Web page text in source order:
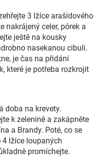
3 lžíce arašídového
nakrájený celer, pórek a
ještě na kousky
nasekanou cibuli.
je čas na přidání
které je potřeba rozkrojit
doba na krevety.
k zelenině a zakápněte
a Brandy. Poté, co se
lžíce loupaných
promíchejte.